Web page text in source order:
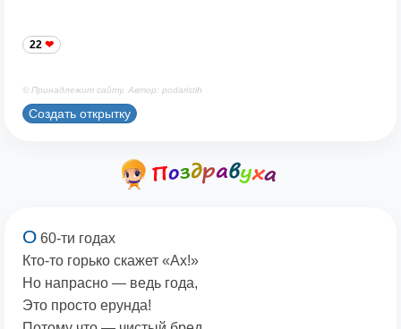
22
© Принадлежит сайту. Автор: podaristih
Создать открытку
О 60-ти годах
Кто-то горько скажет «Ах!»
Но напрасно — ведь года,
Это просто ерунда!